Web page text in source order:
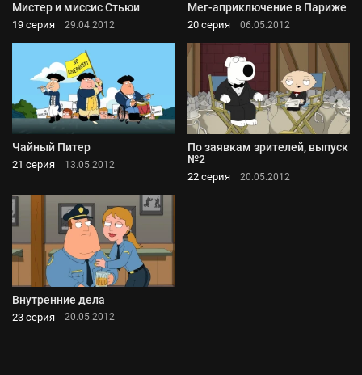
Мистер и миссис Стьюи
19 серия 29.04.2012
Мег-априключение в Париже
20 серия 06.05.2012
Чайный Питер
21 серия 13.05.2012
По заявкам зрителей, выпуск
№2
22 серия 20.05.2012
Внутренние дела
23 серия 20.05.2012